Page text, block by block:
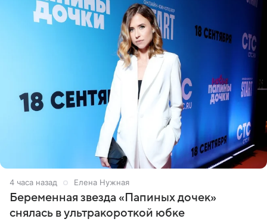
4 часа назад Елена Нужная
Беременная звезда «Папиных дочек»
снялась в ультракороткой юбке